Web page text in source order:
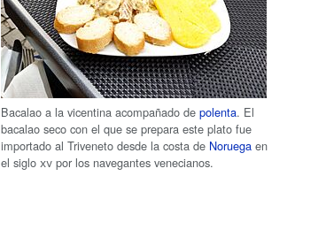
Bacalao a la vicentina acompañado depolenta. El
bacalao seco con el que se prepara este plato fue
importado al Triveneto desde la costa de Noruega en
el sigloxv por los navegantes venecianos.